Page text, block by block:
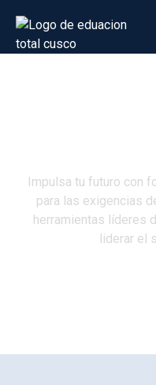
Impulsa tu futuro con
para las exigencias
herramientas líderes
liderar el